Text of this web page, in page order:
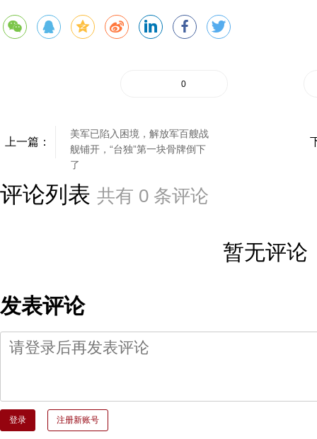
0
上一篇：
美军已陷入困境，解放军百艘战
舰铺开，“台独”第一块骨牌倒下
了
评论列表 共有 0 条评论
暂无评论
发表评论
登录 注册新账号